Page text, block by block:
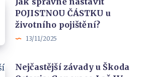
POJISTNOU ČÁSTKU u
životního pojištění?
13/11/2025
Nejčastější závady u Škoda